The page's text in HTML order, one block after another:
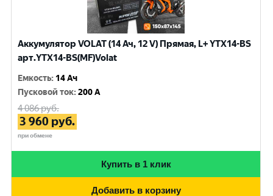
Аккумулятор VOLAT (14 Ач, 12 V) Прямая, L+ YTX14-BS
арт.YTX14-BS(MF)Volat
Емкость: 14 Ач
Пусковой ток:200 A
4 086руб.
3 960 руб.
при обмене
Купить в 1 клик
Добавить в корзину